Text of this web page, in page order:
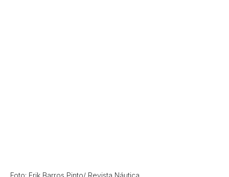
Foto: Erik Barros Pinto/ Revista Náutica